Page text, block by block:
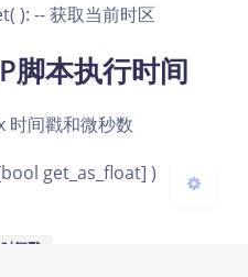
浅阴影
日落 暗化 灰度
): -- 获取当前时区
脚本执行时间
间戳和微秒数
get_as_float] )
时间戳